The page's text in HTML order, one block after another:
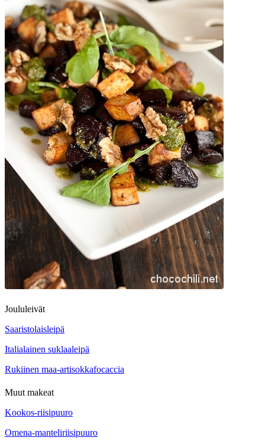
Joululeivät
Saaristolaisleipä
Italialainen suklaaleipä
Rukiinen maa-artisokkafocaccia
Muut makeat
Kookos-riisipuuro
Omena-manteliriisipuuro